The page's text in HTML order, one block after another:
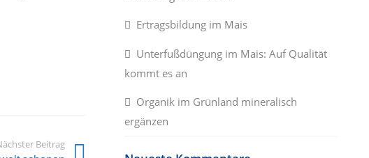
Beitrag
Ertragsbildung im Mais
Unterfußdüngung im Mais: Auf Qualität
kommt es an
Organik im Grünland mineralisch
ergänzen